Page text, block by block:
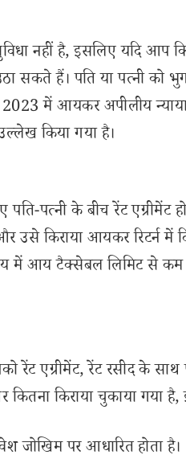
नहीं है, इसलिए यदि आप
सकते हैं। पति या पत्नी को
में आयकर अपीलीय
किया गया है।
पत्नी के बीच रेंट एग्रीमेंट
किराया आयकर रिटर्न में
में आय टैक्सेबल लिमिट से कम
एग्रीमेंट, रेंट रसीद के साथ
किराया चुकाया गया है,
जोखिम पर आधारित होता